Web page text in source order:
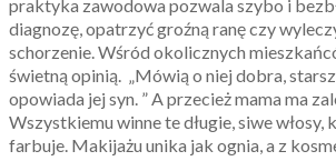
praktyka zawodowa pozwala szybo i
diagnozę, opatrzyć groźną ranę czy
schorzenie. Wśród okolicznych
świetną opinią. „Mówią o niej dobra,
opowiada jej syn. ” A przecież mama ma
Wszystkiemu winne te długie, siwe włosy,
farbuje. Makijażu unika jak ognia, a z